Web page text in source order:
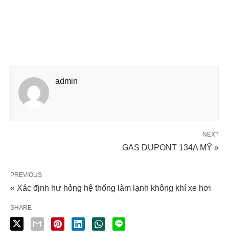
admin
NEXT
GAS DUPONT 134A MỸ »
PREVIOUS
« Xác định hư hỏng hệ thống làm lạnh không khí xe hơi
SHARE